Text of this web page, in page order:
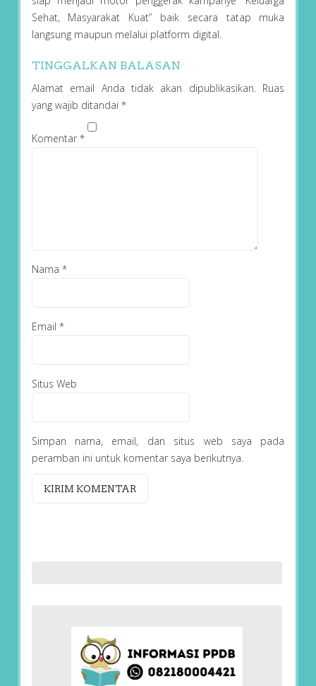
Sehat, Masyarakat Kuat” baik secara tatap muka
langsung maupun melalui platform digital.
TINGGALKAN BALASAN
Alamat email Anda tidak akan dipublikasikan.
Ruas
yang wajib ditandai *
Komentar *
Nama *
Email *
Situs Web
Simpan nama, email, dan situs web saya pada
peramban ini untuk komentar saya berikutnya.